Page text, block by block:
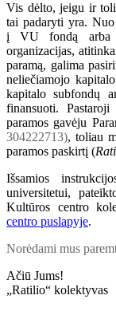
Vis dėlto, jeigu ir
tai padaryti yra.
į VU fondą arba į
organizacijas,
paramą, galima
neliečiamojo
kapitalo subfondų
finansuoti.
paramos gavėju
304222713), toliau
paramos paskirtį (
Išsamios
universitetui,
Kultūros centro
centro puslapyje.
Norėdami mus
Ačiū Jums!
„Ratilio“ kolektyvas